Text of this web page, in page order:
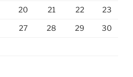
20 21 22 23
27 28 29 30